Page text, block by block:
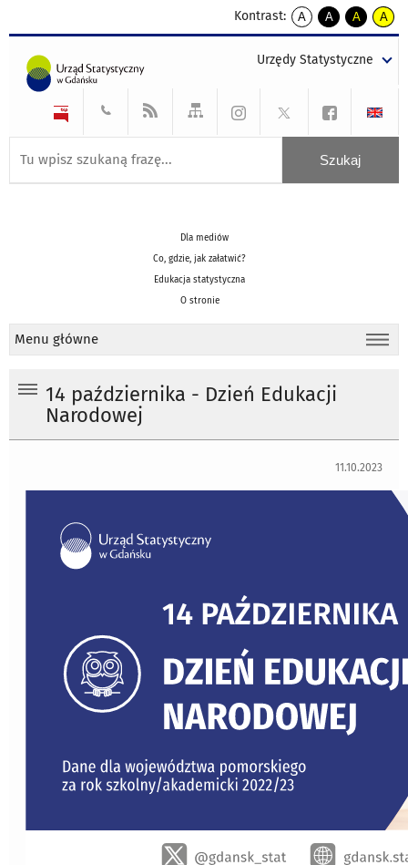
Kontrast:
A
kontrast
A
kontrast
tekst
czarnym
A
kontrast
tekst
czarnym
A
tekst
żółtym
Urzędy Statystyczne
Dla mediów
Co, gdzie, jak załatwić?
Edukacja statystyczna
O stronie
Menu główne
14 października - Dzień Edukacji
Narodowej
11.10.2023